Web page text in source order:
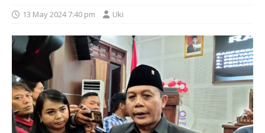
13 May 2024 7:40 pm Uki